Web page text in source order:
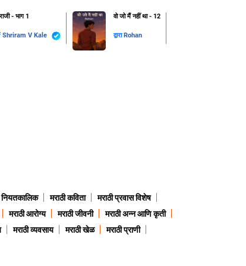
- भाग 1
Prof Shriram V Kale
वो जो मैं नहीं था - 12
द्वारा Rohan
नियतकालिक मराठी कविता
मराठी प्रवास विशेष
मराठी आरोग्य मराठी जीवनी
मराठी अन्न आणि कृती
मराठी व्यवसाय मराठी खेळ
मराठी प्राणी